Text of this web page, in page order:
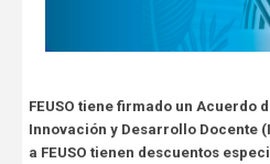
FEUSO tiene firmado un Acuerdo
Innovación y Desarrollo Docente
a FEUSO tienen descuentos